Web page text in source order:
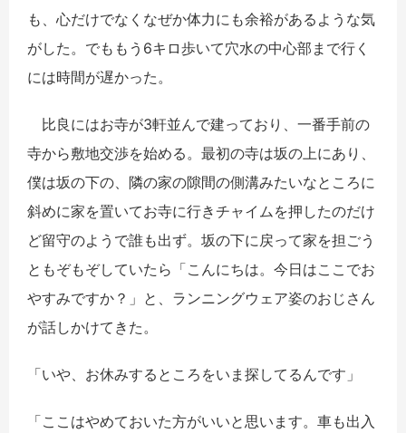
も、心だけでなくなぜか体力にも余裕があるような気
がした。でももう6キロ歩いて穴水の中心部まで行く
には時間が遅かった。
比良にはお寺が3軒並んで建っており、一番手前の
寺から敷地交渉を始める。最初の寺は坂の上にあり、
僕は坂の下の、隣の家の隙間の側溝みたいなところに
斜めに家を置いてお寺に行きチャイムを押したのだけ
ど留守のようで誰も出ず。坂の下に戻って家を担ごう
ともぞもぞしていたら「こんにちは。今日はここでお
やすみですか？」と、ランニングウェア姿のおじさん
が話しかけてきた。
「いや、お休みするところをいま探してるんです」
「ここはやめておいた方がいいと思います。車も出入